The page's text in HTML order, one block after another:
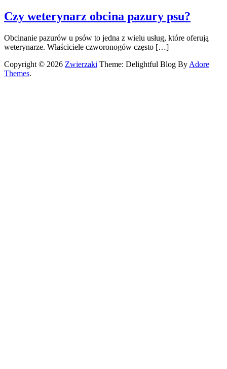
Czy weterynarz obcina pazury psu?
Obcinanie pazurów u psów to jedna z wielu usług, które oferują
weterynarze. Właściciele czworonogów często […]
Copyright © 2026 Zwierzaki Theme: Delightful Blog By Adore
Themes.